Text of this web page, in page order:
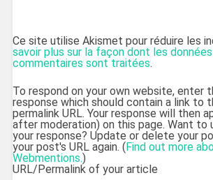
Ce site utilise Akismet pour réduire les
savoir plus sur la façon dont les
commentaires sont traitées.
To respond on your own website, enter
response which should contain a link to
permalink URL. Your response will then
after moderation) on this page. Want to
your response? Update or delete your
your post's URL again. (Find out more
Webmentions.)
URL/Permalink of your article